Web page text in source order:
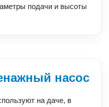
подачи и высоты
насос
на даче, в